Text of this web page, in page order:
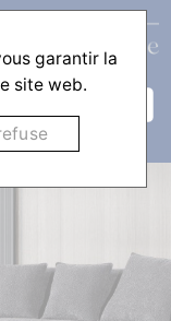
garantir la
site web.